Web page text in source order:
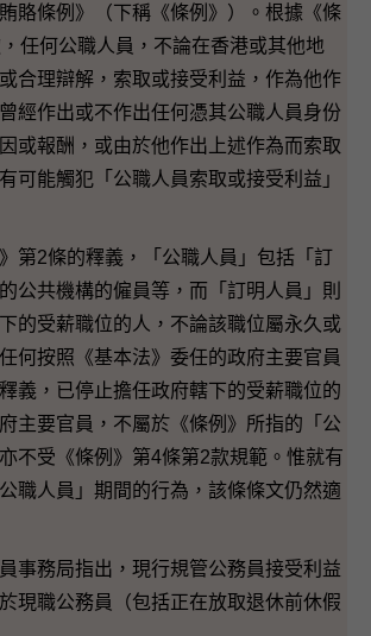
賂條例》（下稱《條例》）。根據《條
任何公職人員，不論在香港或其他地
合理辯解，索取或接受利益，作為他作
經作出或不作出任何憑其公職人員身份
或報酬，或由於他作出上述作為而索取
可能觸犯「公職人員索取或接受利益」
2條的釋義，「公職人員」包括「訂
公共機構的僱員等，而「訂明人員」則
的受薪職位的人，不論該職位屬永久或
何按照《基本法》委任的政府主要官員
義，已停止擔任政府轄下的受薪職位的
主要官員，不屬於《條例》所指的「公
不受《條例》第4條第2款規範。惟就有
職人員」期間的行為，該條條文仍然適
務局指出，現行規管公務員接受利益
現職公務員（包括正在放取退休前休假